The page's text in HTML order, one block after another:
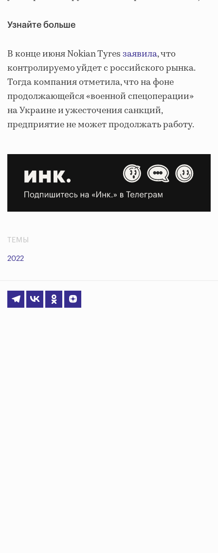
Узнайте больше
В конце июня Nokian Tyresзаявила, что
контролируемо уйдет с российского рынка.
Тогда компания отметила, что на фоне
продолжающейся «военной спецоперации»
на Украине и ужесточения санкций,
предприятие не может продолжать работу.
ТЕМЫ
2022